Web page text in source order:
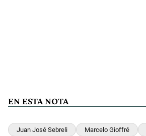
EN ESTA NOTA
Juan José Sebreli Marcelo Gioffré